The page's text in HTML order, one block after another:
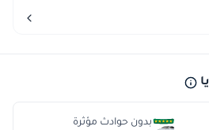
بدون حوادث مؤثرة